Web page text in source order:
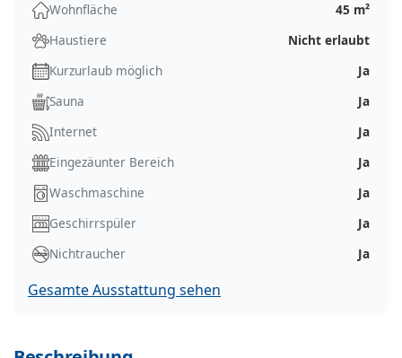
Wohnfläche
45 m²
Haustiere
Nicht erlaubt
Kurzurlaub möglich
Ja
Sauna
Ja
Internet
Ja
Eingezäunter Bereich
Ja
Waschmaschine
Ja
Geschirrspüler
Ja
Nichtraucher
Ja
Gesamte Ausstattung sehen